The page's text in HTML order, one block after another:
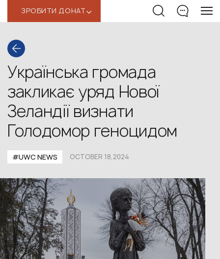
ЗРОБИТИ ДОНАТ‹
Українська громада
закликає уряд Нової
Зеландії визнати
Голодомор геноцидом
#UWС NEWS OCTOBER 18,2024